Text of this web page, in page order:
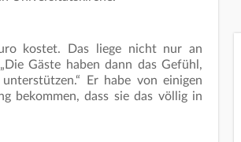
kostet. Das liege nicht nur an
Gäste haben dann das Gefühl,
Er habe von einigen
bekommen, dass sie das völlig in